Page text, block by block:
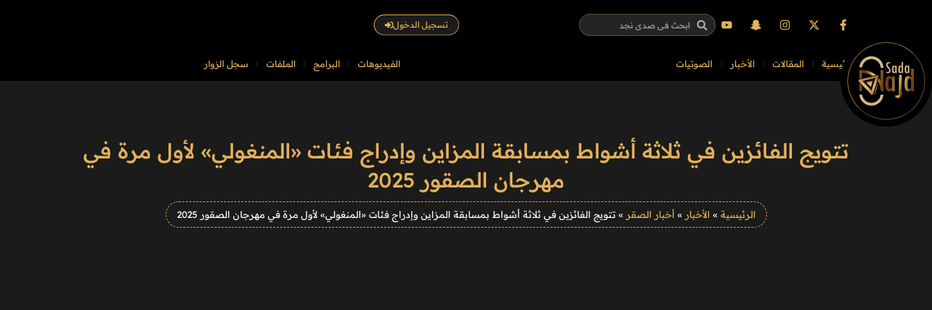
تسجيل الدخول
الرئيسية المقالات الأخبار الصوتيات الفيديوهات البرامج الملفات سجل الزوار
تتويج الفائزين في ثلاثة أشواط بمسابقة المزاين وإدراج فئات «المنغولي» لأول مرة في
مهرجان الصقور 2025
الرئيسية » الأخبار » أخبار الصقر »تتويج الفائزين في ثلاثة أشواط بمسابقة المزاين وإدراج فئات «المنغولي» لأول مرة في مهرجان الصقور 2025